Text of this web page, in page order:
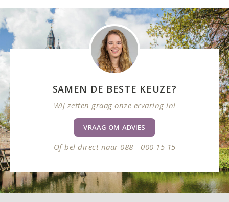
SAMEN DE BESTE KEUZE?
Wij zetten graag onze ervaring in!
VRAAG OM ADVIES
Of bel direct naar 088 - 000 15 15